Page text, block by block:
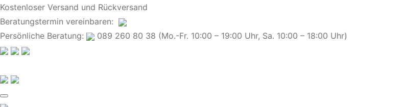
Kostenloser Versand und Rückversand
Beratungstermin vereinbaren:
Persönliche Beratung:
089 260 80 38 (Mo.-Fr. 10:00 – 19:00 Uhr, Sa. 10:00 – 18:00 Uhr)